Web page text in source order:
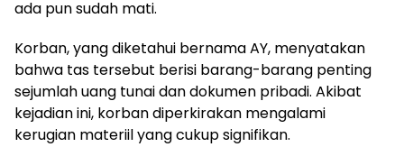
ada pun sudah mati.
Korban, yang diketahui bernama AY, menyatakan
bahwa tas tersebut berisi barang-barang penting
sejumlah uang tunai dan dokumen pribadi. Akibat
kejadian ini, korban diperkirakan mengalami
kerugian materiil yang cukup signifikan.